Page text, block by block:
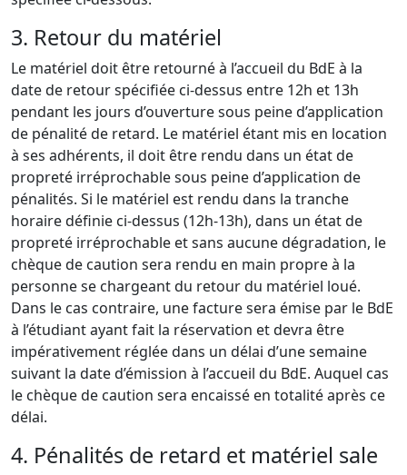
3. Retour du matériel
Le matériel doit être retourné à l’accueil du BdE à la
date de retour spécifiée ci-dessus entre 12h et 13h
pendant les jours d’ouverture sous peine d’application
de pénalité de retard. Le matériel étant mis en location
à ses adhérents, il doit être rendu dans un état de
propreté irréprochable sous peine d’application de
pénalités. Si le matériel est rendu dans la tranche
horaire définie ci-dessus (12h-13h), dans un état de
propreté irréprochable et sans aucune dégradation, le
chèque de caution sera rendu en main propre à la
personne se chargeant du retour du matériel loué.
Dans le cas contraire, une facture sera émise par le BdE
à l’étudiant ayant fait la réservation et devra être
impérativement réglée dans un délai d’une semaine
suivant la date d’émission à l’accueil du BdE. Auquel cas
le chèque de caution sera encaissé en totalité après ce
délai.
4. Pénalités de retard et matériel sale